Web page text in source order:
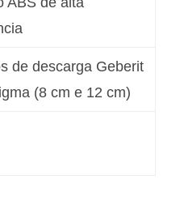
de descarga Geberit
(8 cm e 12 cm)